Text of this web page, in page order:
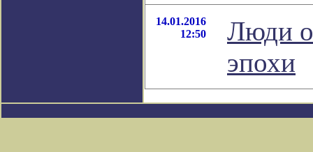
14.01.2016
12:50
Люди
эпохи